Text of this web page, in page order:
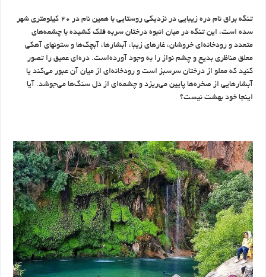
تنگه براق نام دره زیبایی در نزدیکی روستایی با همین نام در ۲۰ کیلومتری شهر
سده است، این تنگه در میان انبوه درختان سربه فلک کشیده با چشمه‌های
متعدد و رودخانه‌ای خروشان، غارهای زیبا، آبشارها، آبچک‌ها و ستونهای آهکی
معلق مناظری بدیع و چشم نواز را به وجود آورده‌است. دره‌ای عمیق را تصور
کنید که مملو از درختان سرسبز است و رودخانه‌ای از میان آن عبور می‌کند یا
آبشارهایی از صخره‌ها پایین می‌ریزد و چشمه‌ای از دل سنگ‌ها می‌‌جوشد. آیا
اینجا خود بهشت نیست؟